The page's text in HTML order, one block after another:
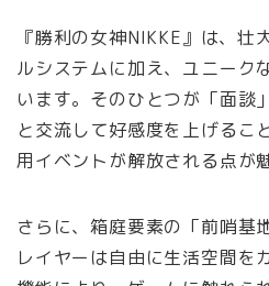
『勝利の女神NIKKE』は、壮
ルシステムに加え、ユニーク
います。そのひとつが「面談
と交流して好感度を上げるこ
用イベントが解放される点が
さらに、箱庭要素の「前哨基
レイヤーは自由に生活空間を